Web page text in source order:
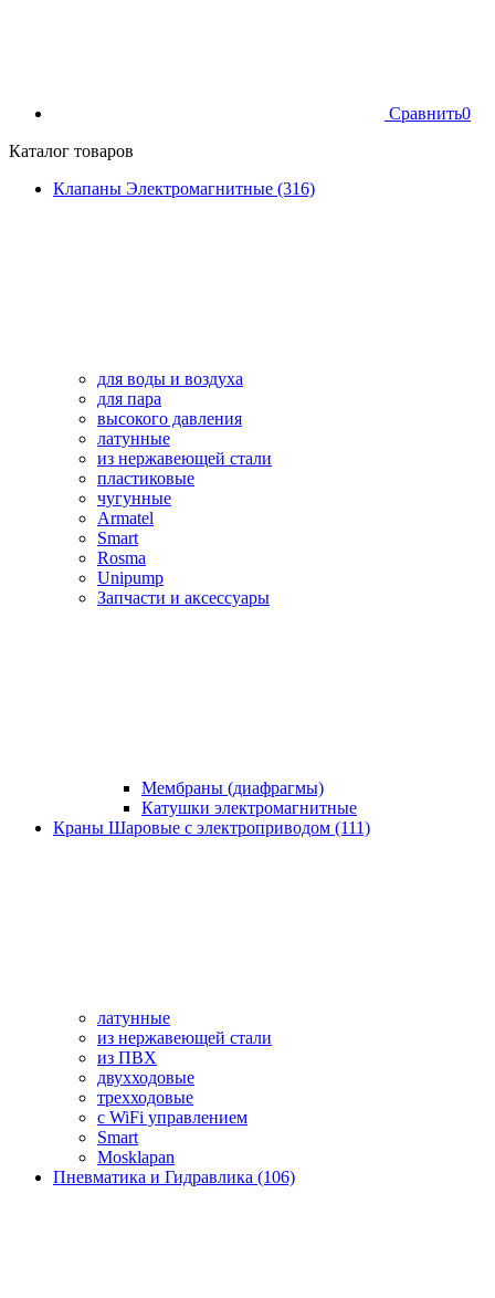
Сравнить0
Каталог товаров
Клапаны Электромагнитные (316)
для воды и воздуха
для пара
высокого давления
латунные
из нержавеющей стали
пластиковые
чугунные
Armatel
Smart
Rosma
Unipump
Запчасти и аксессуары
Мембраны (диафрагмы)
Катушки электромагнитные
Краны Шаровые с электроприводом (111)
латунные
из нержавеющей стали
из ПВХ
двухходовые
трехходовые
с WiFi управлением
Smart
Mosklapan
Пневматика и Гидравлика (106)